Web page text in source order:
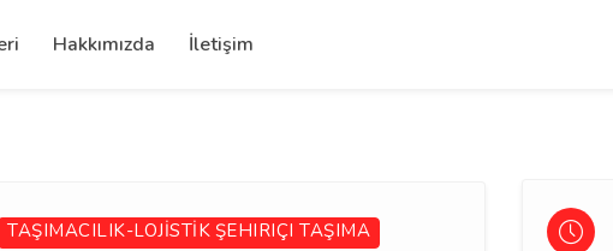
Hakkımızda İletişim
TAŞIMACILIK-LOJİSTİK ŞEHIRIÇI TAŞIMA